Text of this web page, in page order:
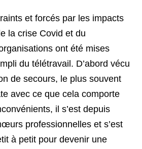
et forcés par les impacts
la crise Covid et du
ont été mises
du télétravail. D’abord vécu
de secours, le plus souvent
avec ce que cela comporte
il s’est depuis
professionnelles et s’est
à petit pour devenir une